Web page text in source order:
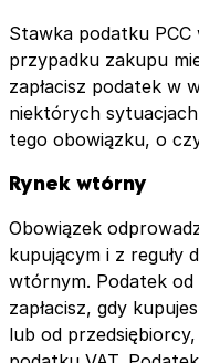
Stawka podatku
przypadku zakupu
zapłacisz podatek w
niektórych
tego obowiązku, o
Rynek wtórny
Obowiązek
kupującym i z reguły
wtórnym. Podatek
zapłacisz, gdy
lub od